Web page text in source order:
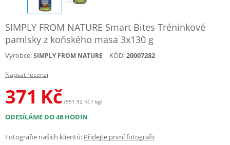
SIMPLY FROM NATURE Smart Bites Tréninkové
pamlsky z koňského masa 3x130 g
Výrobce:SIMPLY FROM NATURE KÓD:20007282
Napsat recenzi
371 Kč (951.92 Kč / kg)
ODESÍLÁME DO 48 HODIN
Fotografie našich klientů: Přidejte první fotografii